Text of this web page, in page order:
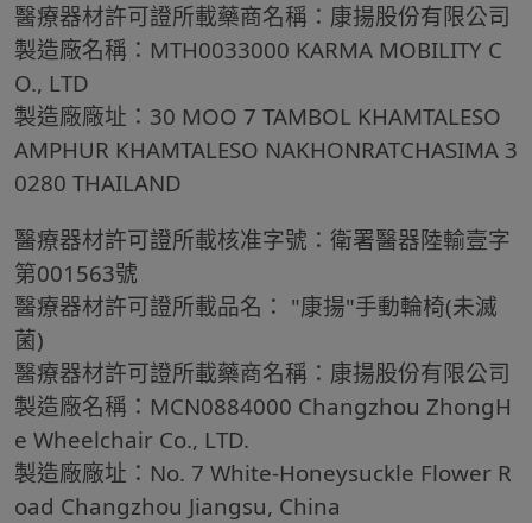
醫療器材許可證所載藥商名稱：康揚股份有限公司
製造廠名稱：MTH0033000 KARMA MOBILITY C
O., LTD
製造廠廠址：30 MOO 7 TAMBOL KHAMTALESO
AMPHUR KHAMTALESO NAKHONRATCHASIMA 3
0280 THAILAND
醫療器材許可證所載核准字號：衛署醫器陸輸壹字
第001563號
醫療器材許可證所載品名： "康揚"手動輪椅(未滅
菌)
醫療器材許可證所載藥商名稱：康揚股份有限公司
製造廠名稱：MCN0884000 Changzhou ZhongH
e Wheelchair Co., LTD.
製造廠廠址：No. 7 White-Honeysuckle Flower R
oad Changzhou Jiangsu, China